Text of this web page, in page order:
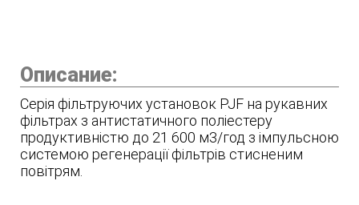
Описание:
Серія фільтруючих установок PJF на рукавних
фільтрах з антистатичного поліестеру
продуктивністю до 21 600 м3/год з імпульсною
системою регенерації фільтрів стисненим
повітрям.